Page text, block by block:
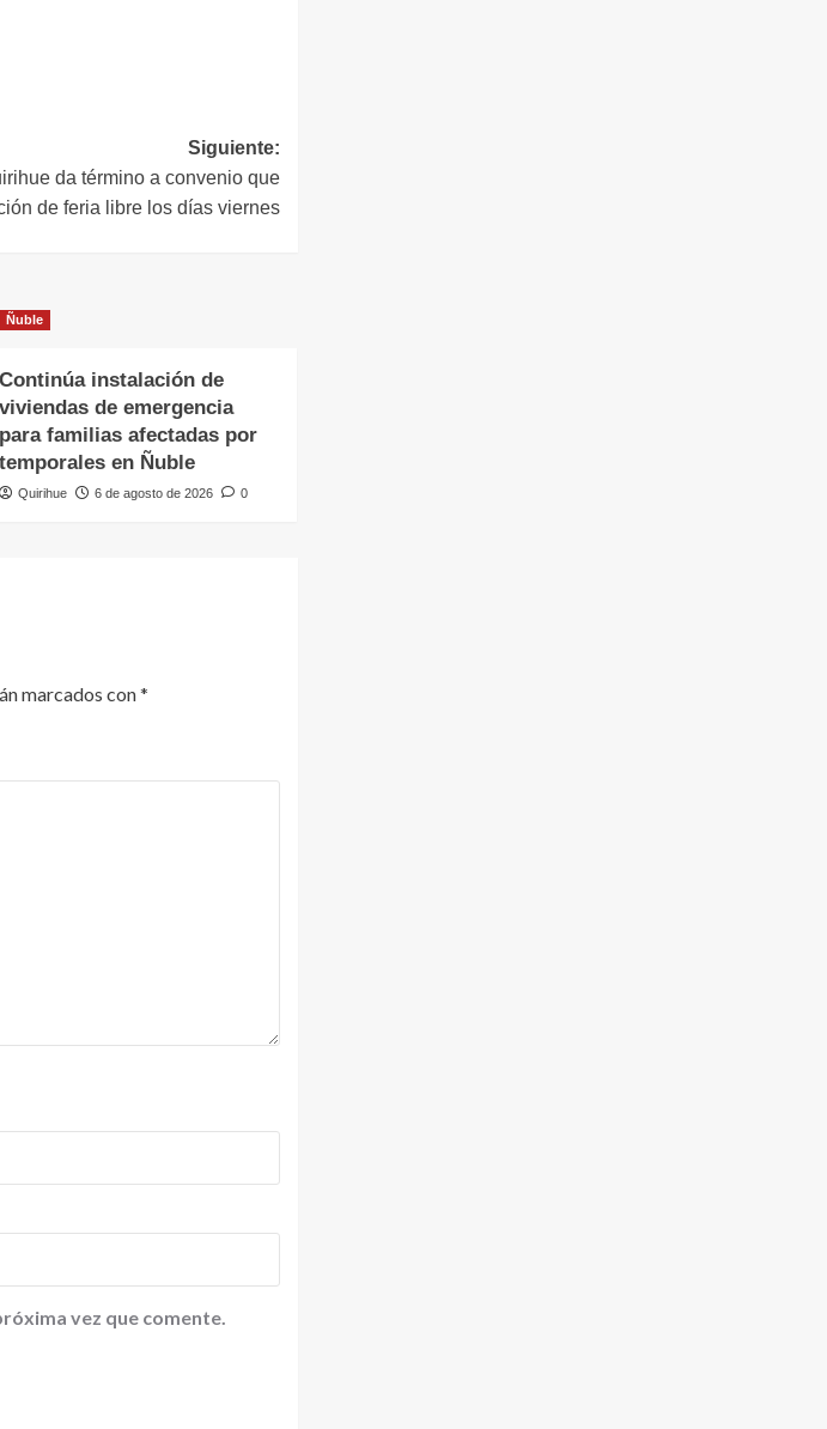
Siguiente:
da término a convenio que
de feria libre los días viernes
Ñuble
Continúa instalación de
viviendas de emergencia
para familias afectadas por
temporales en Ñuble
Quirihue 6 de agosto de 2026 0
marcados con*
vez que comente.